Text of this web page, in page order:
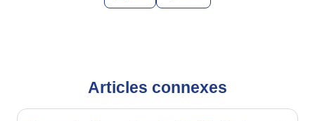
Articles connexes